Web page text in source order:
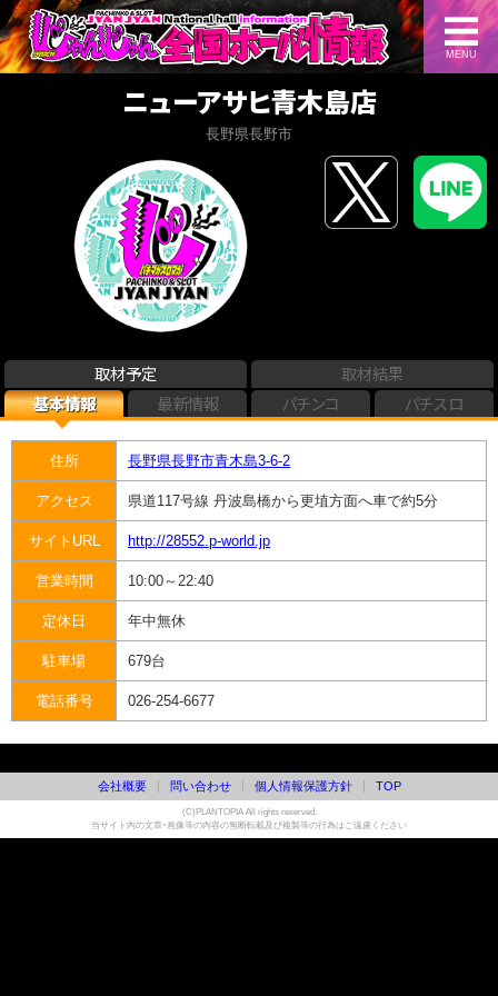
MENU
ニューアサヒ青木島店
長野県長野市
取材予定
取材結果
基本情報
最新情報 パチンコ パチスロ
住所 長野県長野市青木島3-6-2
アクセス 県道117号線 丹波島橋から更埴方面へ車で約5分
サイトURL http://28552.p-world.jp
営業時間 10:00～22:40
定休日 年中無休
駐車場 679台
電話番号 026-254-6677
会社概要 問い合わせ 個人情報保護方針 TOP
(C)PLANTOPIA All rights reserved.
当サイト内の文章・画像等の内容の無断転載及び複製等の行為はご遠慮ください